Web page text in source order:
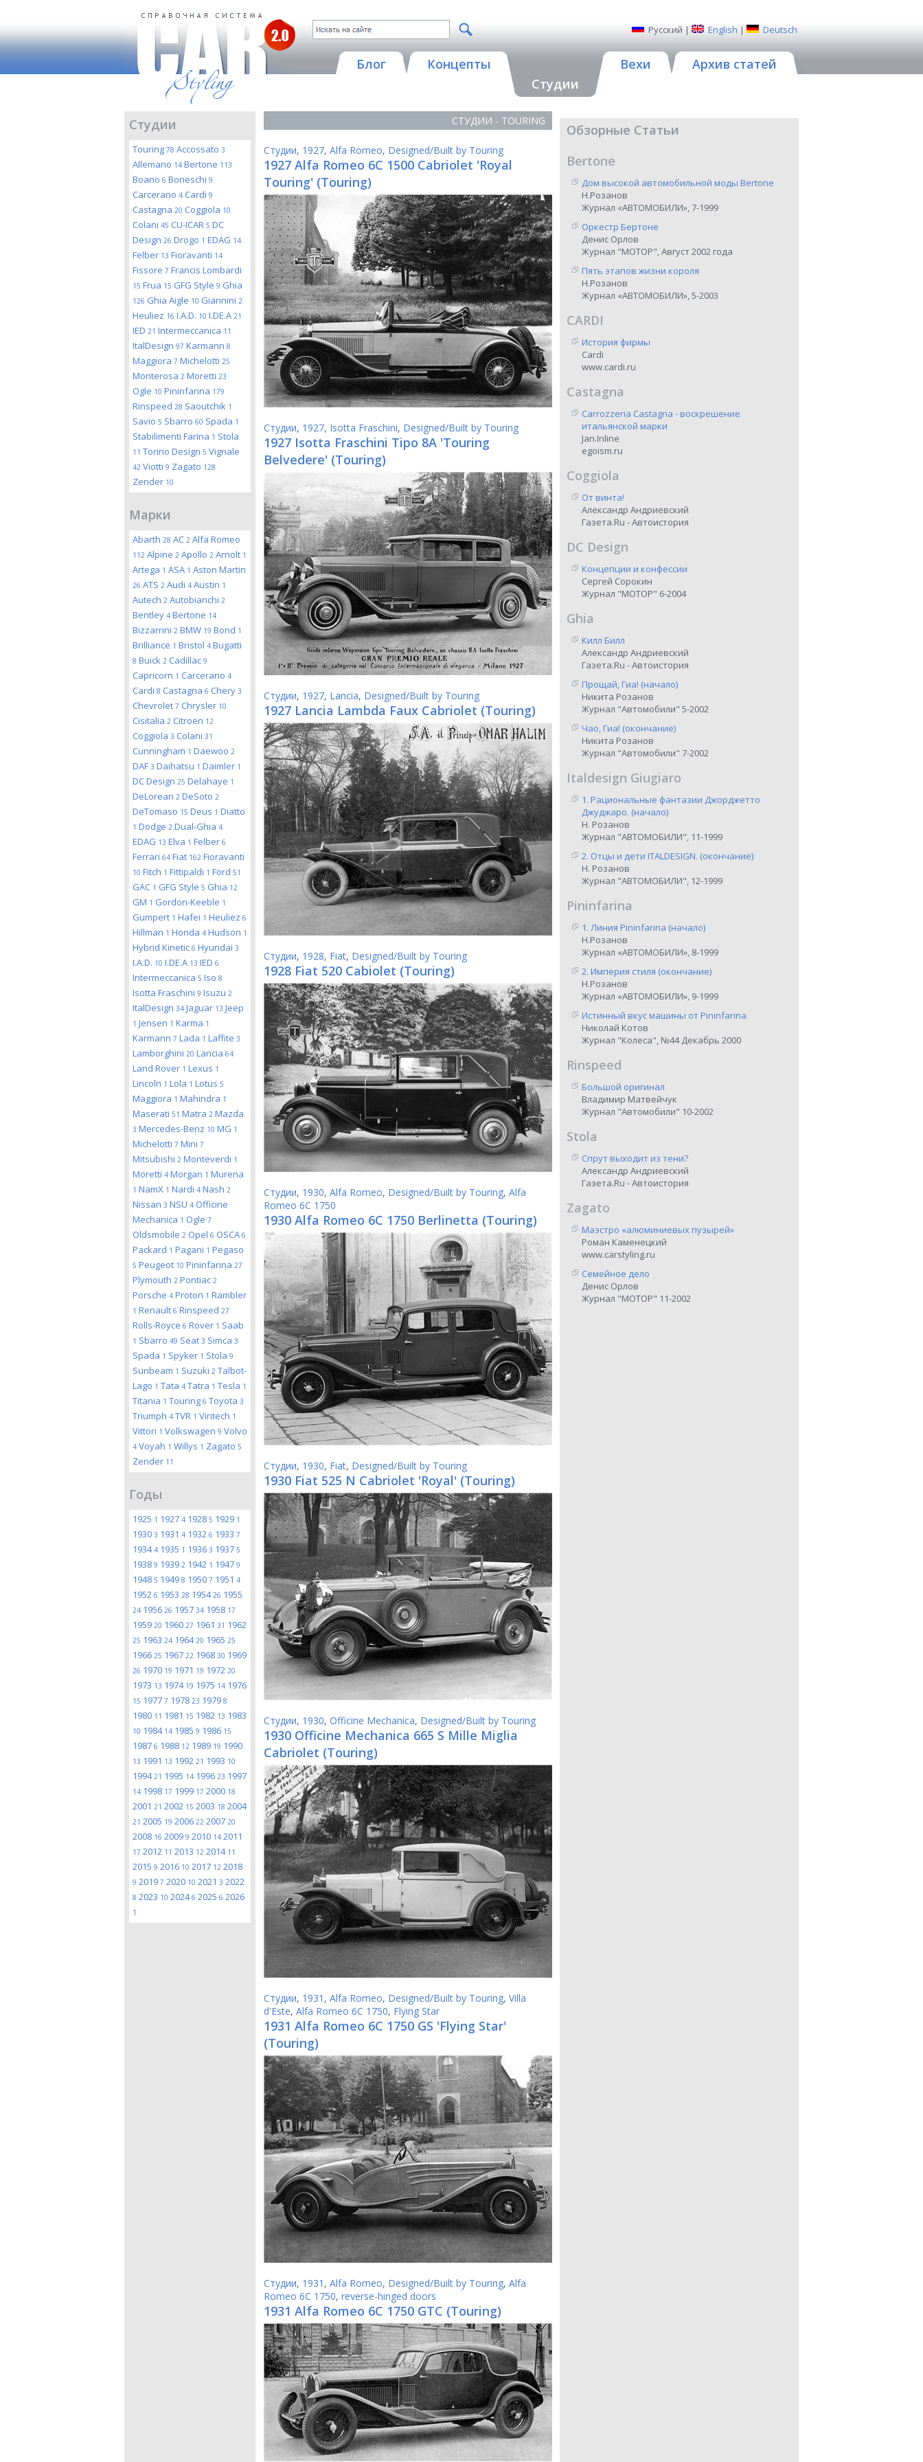
Русский | English | Deutsch
Блог
Концепты
Студии
Вехи Архив статей
Студии
Touring 78 Accossato 3
Allemano 14 Bertone 113
Boano 6 Boneschi 9
Carcerano 4 Cardi 9
Castagna 20 Coggiola 10
Colani 45 CU-ICAR 5 DC
Design 26 Drogo 1 EDAG 14
Felber 13 Fioravanti 14
Fissore 7 Francis Lombardi
15 Frua 15 GFG Style 9 Ghia
126 Ghia Aigle 10 Giannini 2
Heuliez 16 I.A.D. 10 I.DE.A 21
IED 21 Intermeccanica 11
ItalDesign 97 Karmann 8
Maggiora 7 Michelotti 25
Monterosa 2 Moretti 23
Ogle 10 Pininfarina 179
Rinspeed 28 Saoutchik 1
Savio 5 Sbarro 60 Spada 1
Stabilimenti Farina 1 Stola
11 Torino Design 5 Vignale
42 Viotti 9 Zagato 128
Zender 10
Марки
Abarth 28 AC 2 Alfa Romeo
112 Alpine 2 Apollo 2 Arnolt 1
Artega 1 ASA 1 Aston Martin
26 ATS 2 Audi 4 Austin 1
Autech 2 Autobianchi 2
Bentley 4 Bertone 14
Bizzarrini 2 BMW 19 Bond 1
Brilliance 1 Bristol 4 Bugatti
8 Buick 2 Cadillac 9
Capricorn 1 Carcerano 4
Cardi 8 Castagna 6 Chery 3
Chevrolet 7 Chrysler 10
Cisitalia 2 Citroen 12
Coggiola 3 Colani 31
Cunningham 1 Daewoo 2
DAF 3 Daihatsu 1 Daimler 1
DC Design 25 Delahaye 1
DeLorean 2 DeSoto 2
DeTomaso 15 Deus 1 Diatto
1 Dodge 2 Dual-Ghia 4
EDAG 13 Elva 1 Felber 6
Ferrari 64 Fiat 162 Fioravanti
10 Fitch 1 Fittipaldi 1 Ford 51
GAC 1 GFG Style 5 Ghia 12
GM 1 Gordon-Keeble 1
Gumpert 1 Hafei 1 Heuliez 6
Hillman 1 Honda 4 Hudson 1
Hybrid Kinetic 6 Hyundai 3
I.A.D. 10 I.DE.A 13 IED 6
Intermeccanica 5 Iso 8
Isotta Fraschini 9 Isuzu 2
ItalDesign 34 Jaguar 13 Jeep
1 Jensen 1 Karma 1
Karmann 7 Lada 1 Laffite 3
Lamborghini 20 Lancia 64
Land Rover 1 Lexus 1
Lincoln 1 Lola 1 Lotus 5
Maggiora 1 Mahindra 1
Maserati 51 Matra 2 Mazda
3 Mercedes-Benz 10 MG 1
Michelotti 7 Mini 7
Mitsubishi 2 Monteverdi 1
Moretti 4 Morgan 1 Murena
1 NamX 1 Nardi 4 Nash 2
Nissan 3 NSU 4 Officine
Mechanica 1 Ogle 7
Oldsmobile 2 Opel 6 OSCA 6
Packard 1 Pagani 1 Pegaso
5 Peugeot 10 Pininfarina 27
Plymouth 2 Pontiac 2
Porsche 4 Proton 1 Rambler
1 Renault 6 Rinspeed 27
Rolls-Royce 6 Rover 1 Saab
1 Sbarro 49 Seat 3 Simca 3
Spada 1 Spyker 1 Stola 9
Sunbeam 1 Suzuki 2 Talbot-
Lago 1 Tata 4 Tatra 1 Tesla 1
Titania 1 Touring 6 Toyota 3
Triumph 4 TVR 1 Viritech 1
Vittori 1 Volkswagen 9 Volvo
4 Voyah 1 Willys 1 Zagato 5
Zender 11
Годы
1925 1 1927 4 1928 5 1929 1
1930 3 1931 4 1932 6 1933 7
19344 1935 1 1936 3 1937 5
1938 9 1939 2 1942 1 1947 9
1948 5 1949 8 1950 7 1951 4
1952 6 1953 28 195426 1955
24 1956 26 1957 34 1958 17
1959 20 1960 27 1961 31 1962
25 1963 24 196420 1965 25
1966 25 1967 22 1968 30 1969
26 1970 19 1971 19 1972 20
1973 13 1974 19 1975 14 1976
15 1977 7 1978 23 1979 8
1980 11 1981 15 1982 13 1983
10 1984 14 1985 9 1986 15
1987 6 1988 12 1989 19 1990
13 1991 13 1992 21 1993 10
199421 1995 14 1996 23 1997
14 1998 17 1999 17 2000 18
2001 21 2002 15 2003 18 2004
21 2005 19 2006 22 2007 20
2008 16 2009 9 2010 14 2011
17 2012 11 2013 12 2014 11
2015 9 2016 10 2017 12 2018
9 2019 7 2020 10 2021 3 2022
8 2023 10 20246 2025 6 2026
1
СТУДИИ - TOURING
Студии, 1927, Alfa Romeo, Designed/Built by Touring
1927 Alfa Romeo 6C 1500 Cabriolet 'Royal
Touring' (Touring)
Студии, 1927, Isotta Fraschini, Designed/Built by Touring
1927 Isotta Fraschini Tipo 8A 'Touring
Belvedere' (Touring)
Студии, 1927, Lancia, Designed/Built by Touring
1927 Lancia Lambda Faux Cabriolet (Touring)
Студии, 1928, Fiat, Designed/Built by Touring
1928 Fiat 520 Cabiolet (Touring)
Студии, 1930, Alfa Romeo, Designed/Built by Touring, Alfa
Romeo 6C 1750
1930 Alfa Romeo 6C 1750 Berlinetta (Touring)
Студии, 1930, Fiat, Designed/Built by Touring
1930 Fiat 525 N Cabriolet 'Royal' (Touring)
Студии, 1930, Officine Mechanica, Designed/Built by Touring
1930 Officine Mechanica 665 S Mille Miglia
Cabriolet (Touring)
Студии, 1931 , Alfa Romeo, Designed/Built by Touring, Villa
d'Este, Alfa Romeo 6C 1750, Flying Star
1931 Alfa Romeo 6C 1750 GS 'Flying Star'
(Touring)
Студии, 1931 , Alfa Romeo, Designed/Built by Touring, Alfa
Romeo 6C 1750, reverse-hinged doors
1931 Alfa Romeo 6C 1750 GTC (Touring)
Обзорные Статьи
Bertone
Дом высокой автомобильной моды Bertone
Н.Розанов
Журнал «АВТОМОБИЛИ», 7-1999
Оркестр Бертоне
Денис Орлов
Журнал "МОТОР", Август 2002 года
Пять этапов жизни короля
Н.Розанов
Журнал «АВТОМОБИЛИ», 5-2003
CARDI
История фирмы
Cardi
www.cardi.ru
Castagna
Carrozzeria Castagna - воскрешение
итальянской марки
Jan.Inline
egoism.ru
Coggiola
От винта!
Александр Андриевский
Газета.Ru - Автоистория
DC Design
Концепции и конфессии
Сергей Сорокин
Журнал "МОТОР" 6-2004
Ghia
Килл Билл
Александр Андриевский
Газета.Ru - Автоистория
Прощай, Гиа! (начало)
Никита Розанов
Журнал "Автомобили" 5-2002
Чао, Гиа! (окончание)
Никита Розанов
Журнал "Автомобили" 7-2002
Italdesign Giugiaro
1. Рациональные фантазии Джорджетто
Джуджаро. (начало)
Н. Розанов
Журнал "АВТОМОБИЛИ", 11-1999
2. Отцы и дети ITALDESIGN. (окончание)
Н. Розанов
Журнал "АВТОМОБИЛИ", 12-1999
Pininfarina
1. Линия Pininfarina (начало)
Н.Розанов
Журнал «АВТОМОБИЛИ», 8-1999
2. Империя стиля (окончание)
Н.Розанов
Журнал «АВТОМОБИЛИ», 9-1999
Истинный вкус машины от Pininfarina
Николай Котов
Журнал "Колеса", №44 Декабрь 2000
Rinspeed
Большой оригинал
Владимир Матвейчук
Журнал "Автомобили" 10-2002
Stola
Спрут выходит из тени?
Александр Андриевский
Газета.Ru - Автоистория
Zagato
Маэстро «алюминиевых пузырей»
Роман Каменецкий
www.carstyling.ru
Семейное дело
Денис Орлов
Журнал "МОТОР" 11-2002